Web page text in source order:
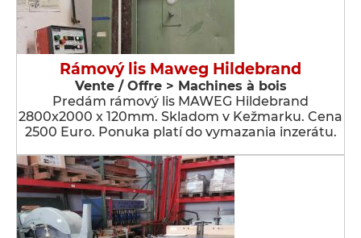
Rámový lis Maweg Hildebrand
Vente / Offre > Machines à bois
Predám rámový lis MAWEG Hildebrand
2800x2000 x 120mm. Skladom v Kežmarku. Cena
2500 Euro. Ponuka platí do vymazania inzerátu.